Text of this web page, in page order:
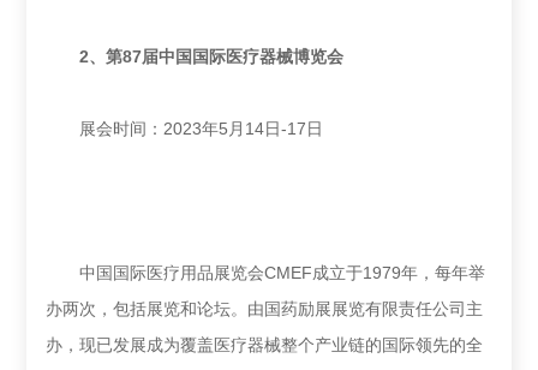
2、第87届中国国际医疗器械博览会
展会时间：2023年5月14日-17日
中国国际医疗用品展览会CMEF成立于1979年，每年举
办两次，包括展览和论坛。由国药励展展览有限责任公司主
办，现已发展成为覆盖医疗器械整个产业链的国际领先的全